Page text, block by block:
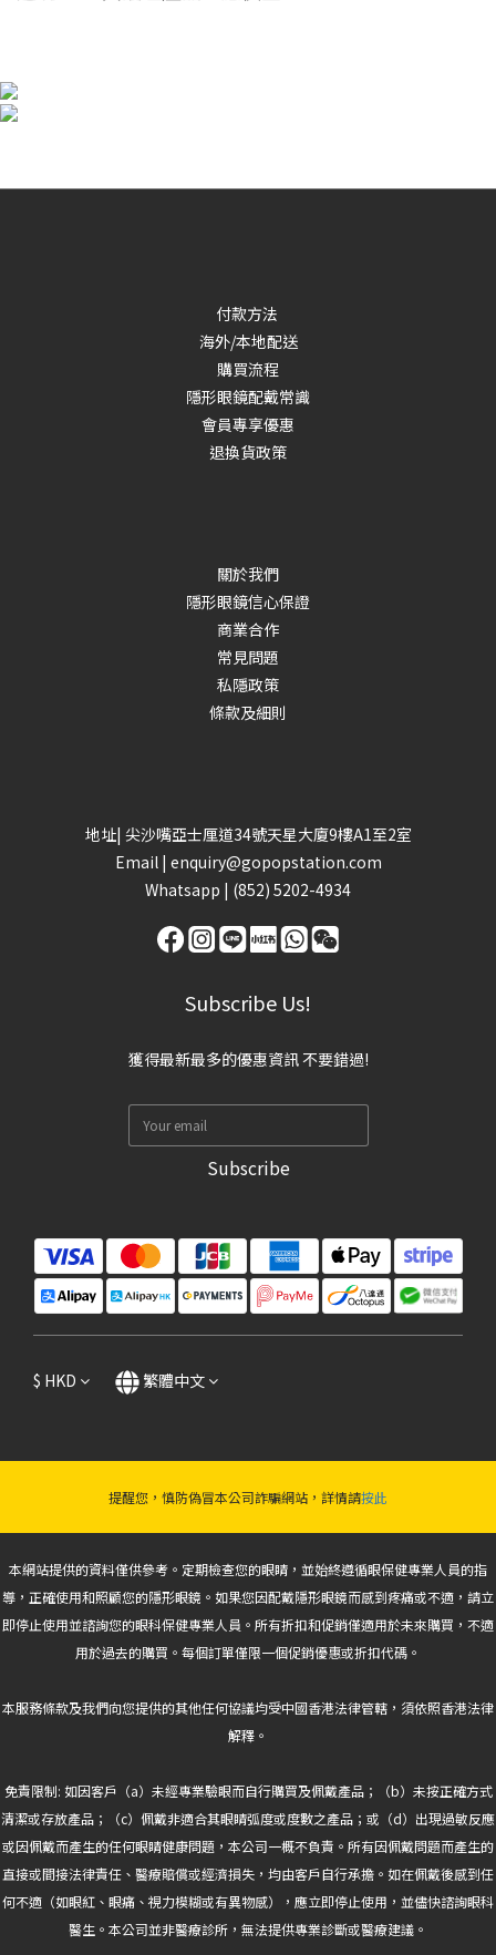
付款方法
海外/本地配送
購買流程
隱形眼鏡配戴常識
會員專享優惠
退換貨政策
關於我們
隱形眼鏡信心保證
商業合作
常見問題
私隱政策
條款及細則
地址| 尖沙嘴亞士厘道34號天星大廈9樓A1至2室
Email | enquiry@gopopstation.com
Whatsapp | (852) 5202-4934
Subscribe Us!
獲得最新最多的優惠資訊 不要錯過!
Subscribe
$ HKD 繁體中文
提醒您，慎防偽冒本公司詐騙網站，詳情請按此
本網站提供的資料僅供參考。定期檢查您的眼睛，並始終遵循眼保健專業人員的指
導，正確使用和照顧您的隱形眼鏡。如果您因配戴隱形眼鏡而感到疼痛或不適，請立
即停止使用並諮詢您的眼科保健專業人員。所有折扣和促銷僅適用於未來購買，不適
用於過去的購買。每個訂單僅限一個促銷優惠或折扣代碼。
本服務條款及我們向您提供的其他任何協議均受中國香港法律管轄，須依照香港法律
解釋。
免責限制: 如因客戶（a）未經專業驗眼而自行購買及佩戴產品；（b）未按正確方式
清潔或存放產品；（c）佩戴非適合其眼睛弧度或度數之產品；或（d）出現過敏反應
或因佩戴而產生的任何眼睛健康問題，本公司一概不負責。所有因佩戴問題而產生的
直接或間接法律責任、醫療賠償或經濟損失，均由客戶自行承擔。如在佩戴後感到任
何不適（如眼紅、眼痛、視力模糊或有異物感），應立即停止使用，並儘快諮詢眼科
醫生。本公司並非醫療診所，無法提供專業診斷或醫療建議。